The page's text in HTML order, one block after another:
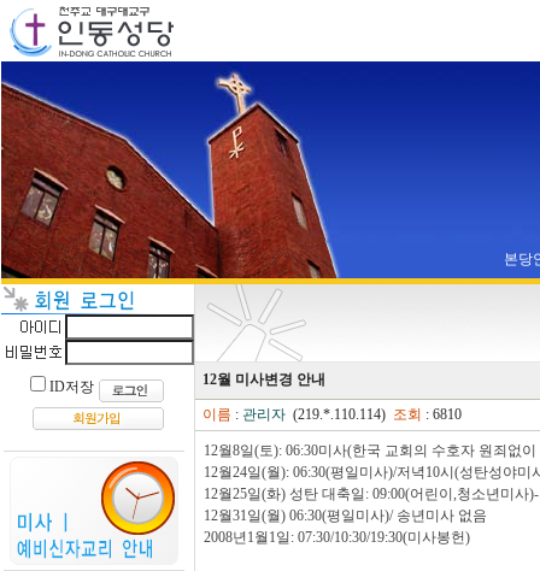
본당
ID저장 12월 미사변경 안내
이름 : 관리자 (219.*.110.114) 조회 : 6810
12월8일(토): 06:30미사(한국 교회의 수호자 원죄없
12월24일(월): 06:30(평일미사)/저녁10시(성탄성야미
12월25일(화) 성탄 대축일: 09:00(어린이,청소년미사
12월31일(월) 06:30(평일미사)/ 송년미사 없음
2008년1월1일: 07:30/10:30/19:30(미사봉헌)